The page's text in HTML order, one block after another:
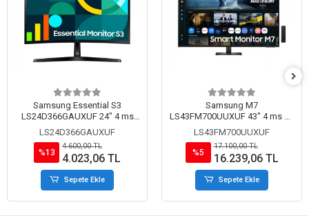
Samsung Essential S3
LS24D366GAUXUF 24" 4 ms
Full HD Curved 100 Hz Monitör
LS24D366GAUXUF
%13
4.600,00 TL
4.023,06 TL
Sepete Ekle
Samsung M7
LS43FM700UUXUF 43" 4 ms 4K
60 Hz Monitör
LS43FM700UUXUF
%5
17.100,00 TL
16.239,06 TL
Sepete Ekle